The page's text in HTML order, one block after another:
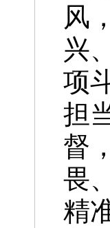
风
兴
项
担
督
畏
精